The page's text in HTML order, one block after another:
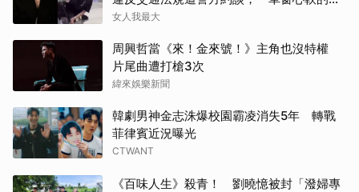
神」上熱搜
女人我最大
周興哲當《來！金來號！》主角也沒特權
片尾曲遭打槍3次
緯來娛樂新聞
韓劇男神金志洙爆校園霸凌消失5年 轉戰
菲律賓近況曝光
CTWANT
《百味人生》殺青！ 劉曉憶被封「潑婦專